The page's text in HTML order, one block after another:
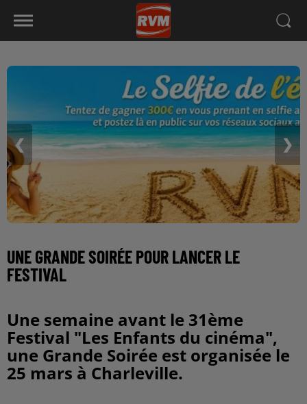
❮ ❯
UNE GRANDE SOIRÉE POUR LANCER LE
FESTIVAL
Une semaine avant le 31ème
Festival "Les Enfants du cinéma",
une Grande Soirée est organisée le
25 mars à Charleville.